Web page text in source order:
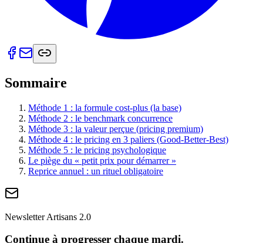
Sommaire
Méthode 1 : la formule cost-plus (la base)
Méthode 2 : le benchmark concurrence
Méthode 3 : la valeur perçue (pricing premium)
Méthode 4 : le pricing en 3 paliers (Good-Better-Best)
Méthode 5 : le pricing psychologique
Le piège du « petit prix pour démarrer »
Reprice annuel : un rituel obligatoire
Newsletter Artisans 2.0
Continue à progresser chaque mardi.